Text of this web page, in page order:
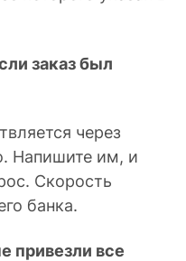
заказ был
через
Напишите им, и
Скорость
банка.
привезли все